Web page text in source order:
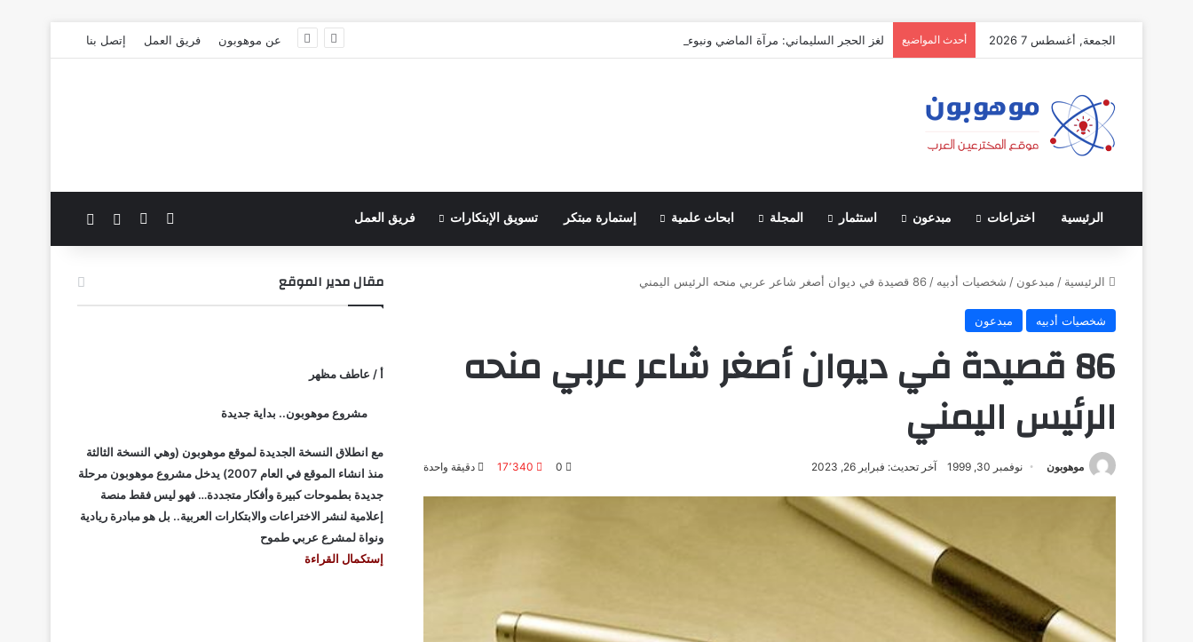
الجمعة, أغسطس 7 2026 أحدث المواضيع لغز الحجر السليماني: مرآة الماضي ونبوءة الزوال عن موهوبون فريق العمل إتصل بنا
الرئيسية اختراعات مبدعون استثمار المجلة ابحاث علمية إستمارة مبتكر تسويق الإبتكارات فريق العمل فيسبوك الوضع المظلم
الرئيسية / مبدعون / شخصيات أدبيه / 86 قصيدة في ديوان أصغر شاعر عربي منحه الرئيس اليمني
شخصيات أدبيه مبدعون
86 قصيدة في ديوان أصغر شاعر عربي منحه
الرئيس اليمني
موهوبون نوفمبر 30, 1999 آخر تحديث: فبراير 26, 2023 0 17٬340 دقيقة واحدة
مقال مدير الموقع
أ / عاطف مظهر
مشروع موهوبون.. بداية جديدة
مع انطلاق النسخة الجديدة لموقع موهوبون (وهي النسخة الثالثة
منذ انشاء الموقع في العام 2007) يدخل مشروع موهوبون مرحلة
جديدة بطموحات كبيرة وأفكار متجددة… فهو ليس فقط منصة
إعلامية لنشر الاختراعات والابتكارات العربية.. بل هو مبادرة ريادية
ونواة لمشرع عربي طموح
إستكمال القراءة